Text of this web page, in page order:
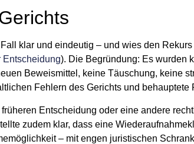
klar und eindeutig – und wies den
Entscheidung). Die Begründung: Es wurden
Beweismittel , keine Täuschung, keine
Fehlern des Gerichts und behauptete
Entscheidung oder eine andere
zudem klar, dass eine
– mitengen juristischen